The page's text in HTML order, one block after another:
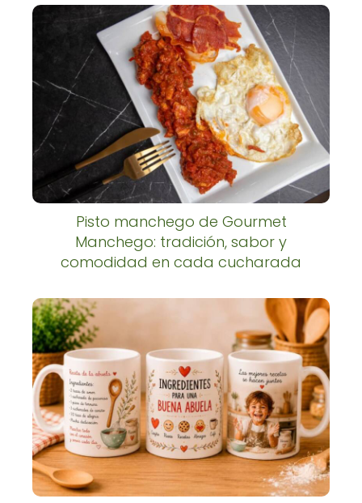
Pisto manchego de Gourmet
Manchego: tradición, sabor y
comodidad en cada cucharada